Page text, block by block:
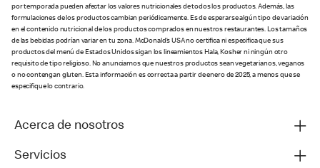
por temporada pueden afectar los valores nutricionales de todos los productos. Además, las
formulaciones de los productos cambian periódicamente. Es de esperarse algún tipo de variación
en el contenido nutricional de los productos comprados en nuestros restaurantes. Los tamaños
de las bebidas podrían variar en tu zona. McDonald’s USA no certifica ni especifica que sus
productos del menú de Estados Unidos sigan los lineamientos Hala, Kosher ni ningún otro
requisito de tipo religioso. No anunciamos que nuestros productos sean vegetarianos, veganos
o no contengan gluten. Esta información es correcta a partir de enero de 2025, a menos que se
especifique lo contrario.
Acerca de nosotros
Servicios